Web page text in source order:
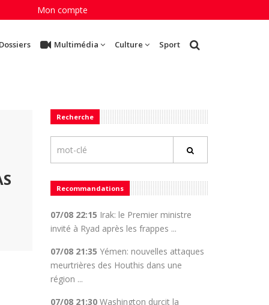
Mon compte
Multimédia Culture Sport
Recherche
Recommandations
07/08 22:15 Irak: le Premier ministre
invité à Ryad après les frappes ...
07/08 21:35 Yémen: nouvelles attaques
meurtrières des Houthis dans une
région ...
07/08 21:30Washington durcit la